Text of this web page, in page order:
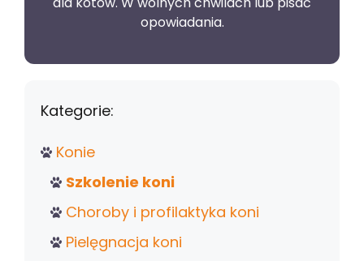
opowiadania.
Kategorie:
Konie
Szkolenie koni
Choroby i profilaktyka koni
Pielęgnacja koni